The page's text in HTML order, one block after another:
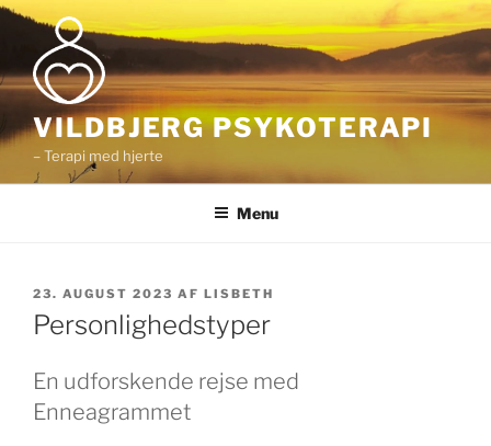
Videre
indhold
VILDBJERG PSYKOTERAPI
– Terapi med hjerte
Menu
UDGIVET
DEN
23. AUGUST 2023 AF LISBETH
Personlighedstyper
En udforskende rejse med
Enneagrammet